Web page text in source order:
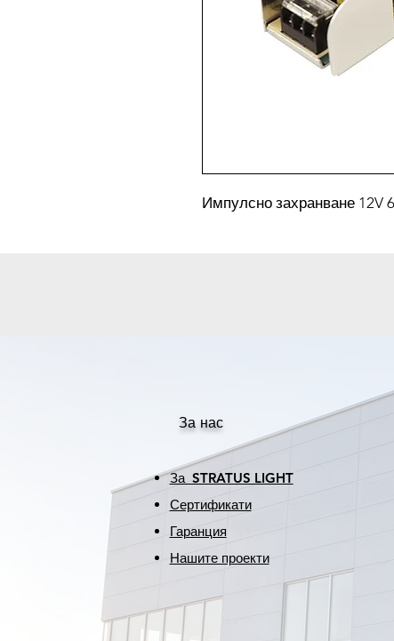
Импулсно захранване 12V
За нас
За STRATUS LIGHT
Сертификати
Гаранция
Нашите проекти